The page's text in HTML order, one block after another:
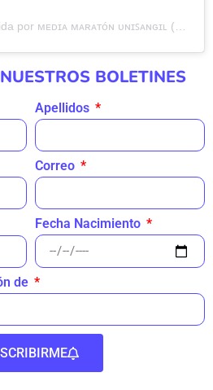
BOLETINES
Apellidos
Correo
Fecha Nacimiento
de